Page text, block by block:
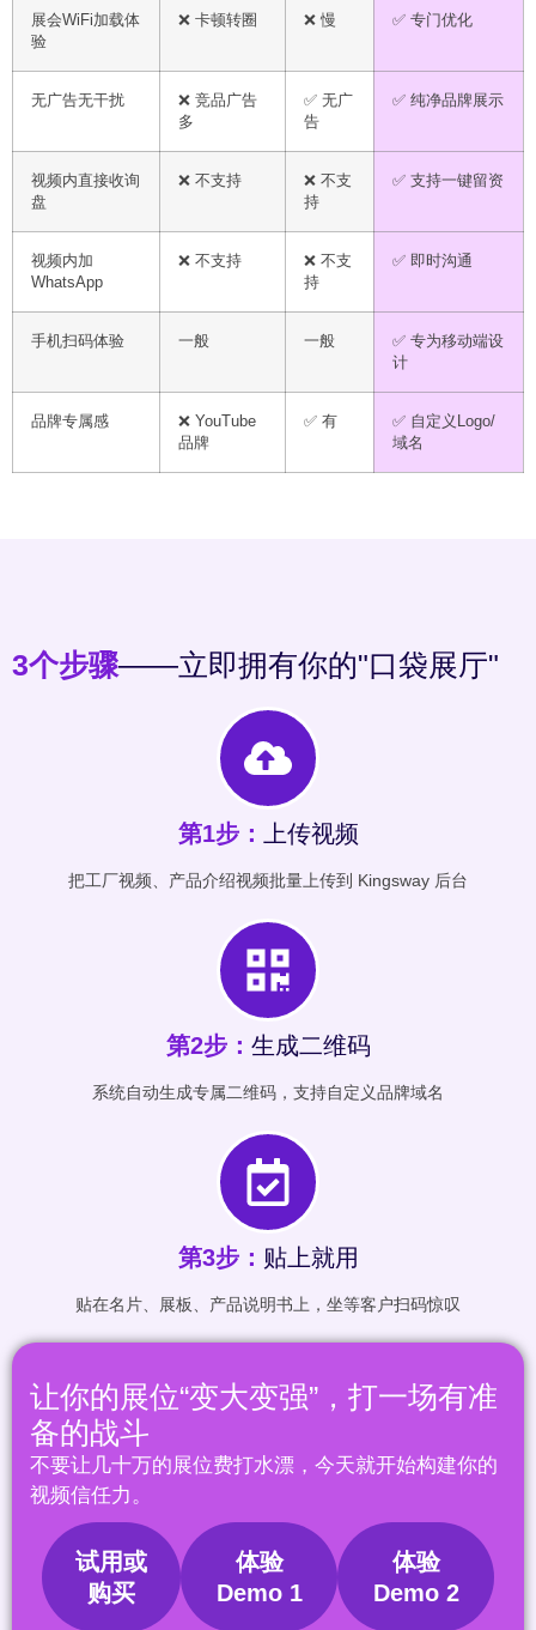
展会WiFi加载体
验
❌ 卡顿转圈 ❌ 慢 ✅ 专门优化
无广告无干扰
❌ 竞品广告
多
✅ 无广
告
✅ 纯净品牌展示
视频内直接收询
盘
❌ 不支持
❌ 不支
持
✅ 支持一键留资
视频内加
WhatsApp
❌ 不支持
❌ 不支
持
✅ 即时沟通
手机扫码体验 一般 一般
✅ 专为移动端设
计
品牌专属感
❌ YouTube
品牌
✅ 有
✅ 自定义Logo/
域名
3个步骤——立即拥有你的"口袋展厅"
第1步： 上传视频
把工厂视频、产品介绍视频批量上传到 Kingsway 后台
第2步： 生成二维码
系统自动生成专属二维码，支持自定义品牌域名
第3步： 贴上就用
贴在名片、展板、产品说明书上，坐等客户扫码惊叹
让你的展位“变大变强”，打一场有准
备的战斗
不要让几十万的展位费打水漂，今天就开始构建你的
视频信任力。
试用或
购买
体验
Demo 1
体验
Demo 2